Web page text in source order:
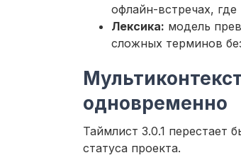
офлайн-встречах, где
Лексика: модель
сложных терминов
одновременно
Таймлист 3.0.1 перестает
статуса проекта.